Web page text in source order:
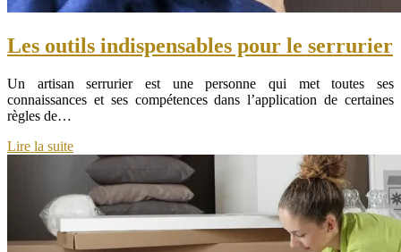
Les outils indispensables pour le serrurier
Un artisan serrurier est une personne qui met toutes ses
connaissances et ses compétences dans l’application de certaines
règles de…
Lire la suite